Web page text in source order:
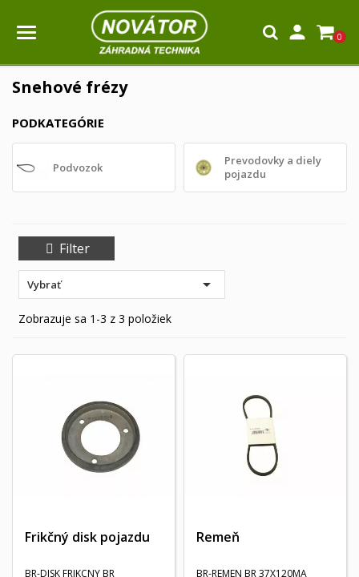
 0
Snehové frézy
PODKATEGÓRIE
Podvozok
Prevodovky a diely
pojazdu
Filter
Vybrať 
Zobrazuje sa 1-3 z 3 položiek
Frikčný disk pojazdu
BR-DISK FRIKCNY BR
Remeň
BR-REMEN BR 37X120MA